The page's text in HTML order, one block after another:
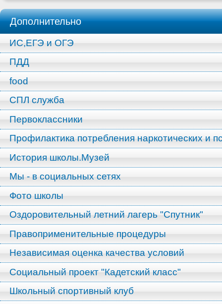
Дополнительно
ИС,ЕГЭ и ОГЭ
ПДД
food
СПЛ служба
Первоклассники
Профилактика потребления наркотических и
История школы.Музей
Мы - в социальных сетях
Фото школы
Оздоровительный летний лагерь "Спутник"
Правоприменительные процедуры
Независимая оценка качества условий
Социальный проект "Кадетский класс"
Школьный спортивный клуб